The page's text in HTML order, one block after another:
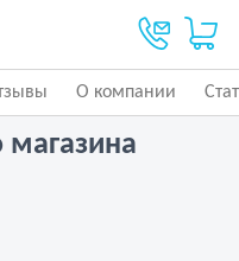
О компании